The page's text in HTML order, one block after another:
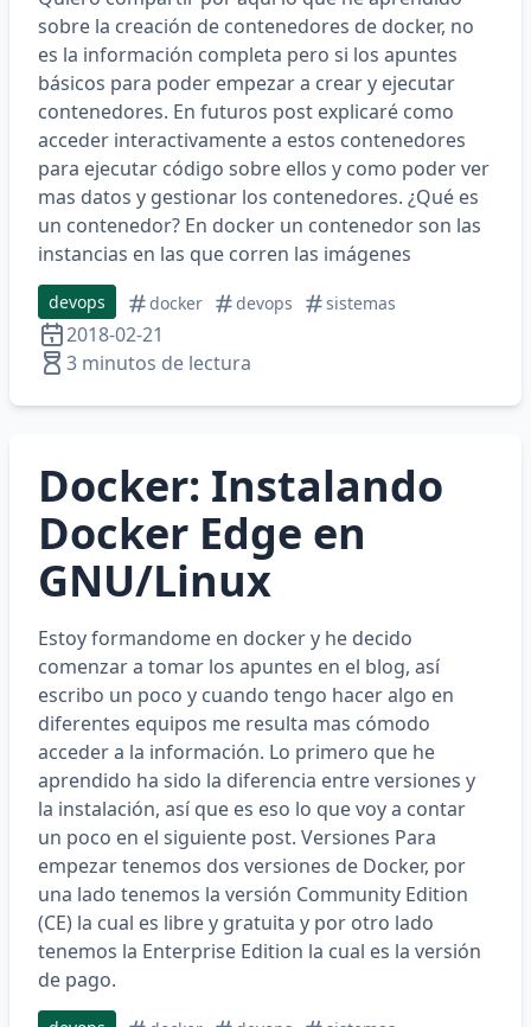
sobre la creación de contenedores de docker, no
es la información completa pero si los apuntes
básicos para poder empezar a crear y ejecutar
contenedores. En futuros post explicaré como
acceder interactivamente a estos contenedores
para ejecutar código sobre ellos y como poder ver
mas datos y gestionar los contenedores. ¿Qué es
un contenedor? En docker un contenedor son las
instancias en las que corren las imágenes
devops docker devops sistemas
2018-02-21
3 minutos de lectura
Docker: Instalando
Docker Edge en
GNU/Linux
Estoy formandome en docker y he decido
comenzar a tomar los apuntes en el blog, así
escribo un poco y cuando tengo hacer algo en
diferentes equipos me resulta mas cómodo
acceder a la información. Lo primero que he
aprendido ha sido la diferencia entre versiones y
la instalación, así que es eso lo que voy a contar
un poco en el siguiente post. Versiones Para
empezar tenemos dos versiones de Docker, por
una lado tenemos la versión Community Edition
(CE) la cual es libre y gratuita y por otro lado
tenemos la Enterprise Edition la cual es la versión
de pago.